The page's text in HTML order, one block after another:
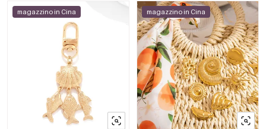
magazzino in Cina magazzino in Cina